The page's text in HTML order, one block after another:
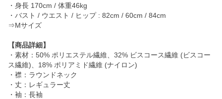
・身長 170cm / 体重46kg
・バスト / ウエスト / ヒップ : 82cm / 60cm / 84cm
⇒Mサイズ
【商品詳細】
・素材：50% ポリエステル繊維、32% ビスコース繊維 (ビスコー
ス繊維)、18% ポリアミド繊維 (ナイロン)
・襟：ラウンドネック
・丈：レギュラー丈
・袖：長袖